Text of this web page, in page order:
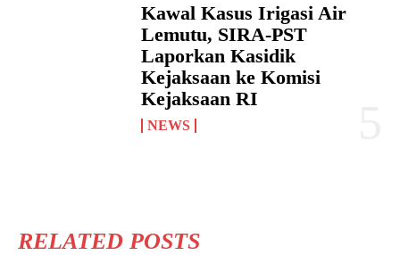
Kawal Kasus Irigasi Air
Lemutu, SIRA-PST
Laporkan Kasidik
Kejaksaan ke Komisi
Kejaksaan RI
NEWS
RELATED POSTS